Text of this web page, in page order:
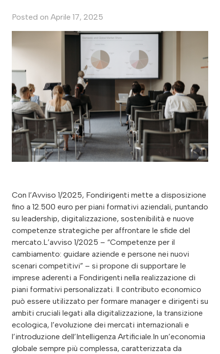
Posted on Aprile 17, 2025
Con l’Avviso 1/2025, Fondirigenti mette a disposizione
fino a 12.500 euro per piani formativi aziendali, puntando
su leadership, digitalizzazione, sostenibilità e nuove
competenze strategiche per affrontare le sfide del
mercato.L’avviso 1/2025 – “Competenze per il
cambiamento: guidare aziende e persone nei nuovi
scenari competitivi” – si propone di supportare le
imprese aderenti a Fondirigenti nella realizzazione di
piani formativi personalizzati. Il contributo economico
può essere utilizzato per formare manager e dirigenti su
ambiti cruciali legati alla digitalizzazione, la transizione
ecologica, l’evoluzione dei mercati internazionali e
l’introduzione dell’Intelligenza Artificiale.In un’economia
globale sempre più complessa, caratterizzata da